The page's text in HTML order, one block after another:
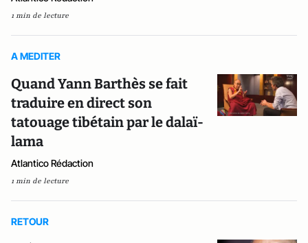
1 min de lecture
A MEDITER
Quand Yann Barthès se fait
traduire en direct son
tatouage tibétain par le dalaï-
lama
Atlantico Rédaction
1 min de lecture
RETOUR